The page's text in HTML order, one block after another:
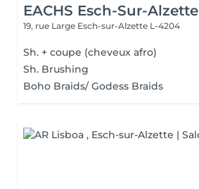
EACHS Esch-Sur-Alzette
19, rue Large Esch-sur-Alzette L-4204
Sh. + coupe (cheveux afro)
Sh. Brushing
Boho Braids/ Godess Braids